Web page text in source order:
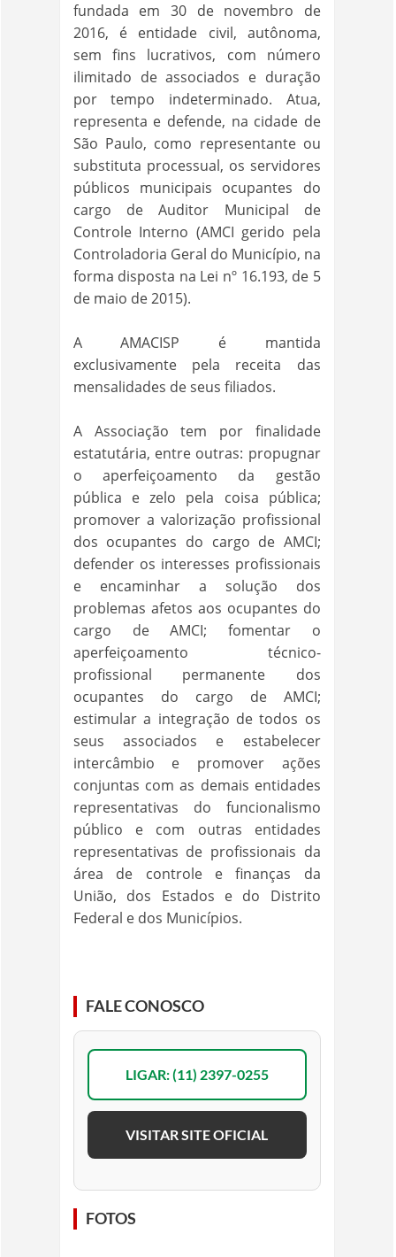
fundada em 30 de novembro de
2016, é entidade civil, autônoma,
sem fins lucrativos, com número
ilimitado de associados e duração
por tempo indeterminado. Atua,
representa e defende, na cidade de
São Paulo, como representante ou
substituta processual, os servidores
públicos municipais ocupantes do
cargo de Auditor Municipal de
Controle Interno (AMCI gerido pela
Controladoria Geral do Município, na
forma disposta na Lei nº 16.193, de 5
de maio de 2015).
A AMACISP é mantida
exclusivamente pela receita das
mensalidades de seus filiados.
A Associação tem por finalidade
estatutária, entre outras: propugnar
o aperfeiçoamento da gestão
pública e zelo pela coisa pública;
promover a valorização profissional
dos ocupantes do cargo de AMCI;
defender os interesses profissionais
e encaminhar a solução dos
problemas afetos aos ocupantes do
cargo de AMCI; fomentar o
aperfeiçoamento técnico-
profissional permanente dos
ocupantes do cargo de AMCI;
estimular a integração de todos os
seus associados e estabelecer
intercâmbio e promover ações
conjuntas com as demais entidades
representativas do funcionalismo
público e com outras entidades
representativas de profissionais da
área de controle e finanças da
União, dos Estados e do Distrito
Federal e dos Municípios.
FALE CONOSCO
LIGAR: (11) 2397-0255
VISITAR SITE OFICIAL
FOTOS